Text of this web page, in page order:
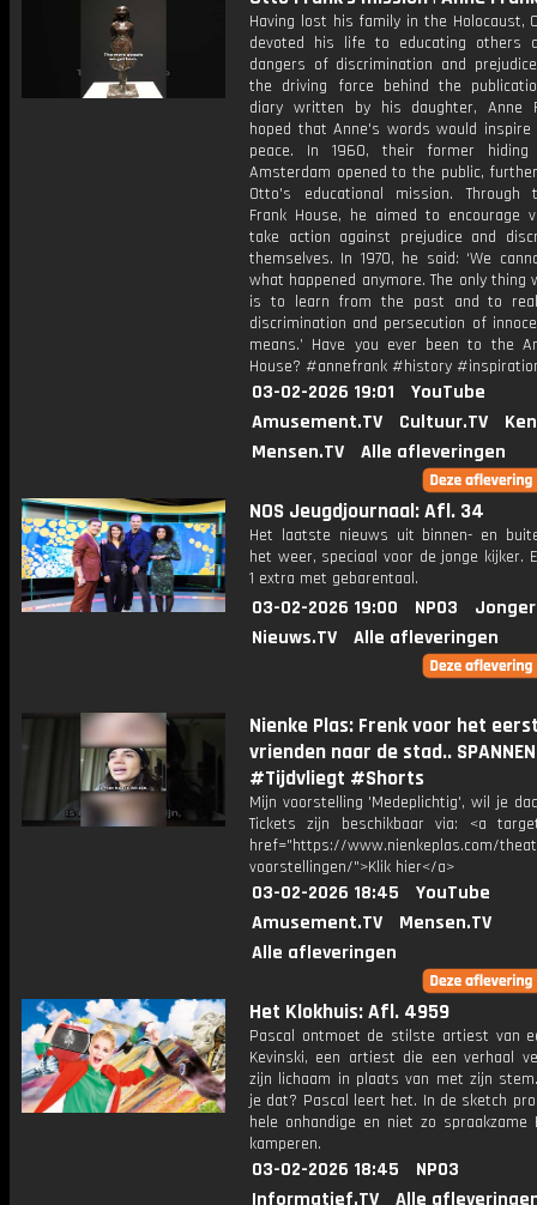
Having lost his family in the Holocaust,
devoted his life to educating others
dangers of discrimination and
the driving force behind the
diary written by his daughter, Anne
hoped that Anne's words would inspire
peace. In 1960, their former
Amsterdam opened to the public,
Otto's educational mission. Through
Frank House, he aimed to encourage
take action against prejudice and
themselves. In 1970, he said: ‘We
what happened anymore. The only thing
is to learn from the past and to
discrimination and persecution of
means.’ Have you ever been to the
House? #annefrank #history
03-02-2026 19:01
YouTube
Amusement.TV
Cultuur.TV
Mensen.TV
Alle afleveringen
NOS Jeugdjournaal: Afl. 34
Het laatste nieuws uit binnen- en
het weer, speciaal voor de jonge kijker.
1 extra met gebarentaal.
03-02-2026 19:00 NPO3
Nieuws.TV
Alle afleveringen
Nienke Plas: Frenk voor het
vrienden naar de stad..
#Tijdvliegt #Shorts
Mijn voorstelling 'Medeplichtig', wil je
Tickets zijn beschikbaar via: <a
href="https://www.nienkeplas.com/
voorstellingen/">Klik hier</a>
03-02-2026 18:45
YouTube
Amusement.TV
Mensen.TV
Alle afleveringen
Het Klokhuis: Afl. 4959
Pascal ontmoet de stilste artiest van
Kevinski, een artiest die een verhaal
zijn lichaam in plaats van met zijn
je dat? Pascal leert het. In de sketch
hele onhandige en niet zo
kamperen.
03-02-2026 18:45
NPO3
Informatief.TV
Alle